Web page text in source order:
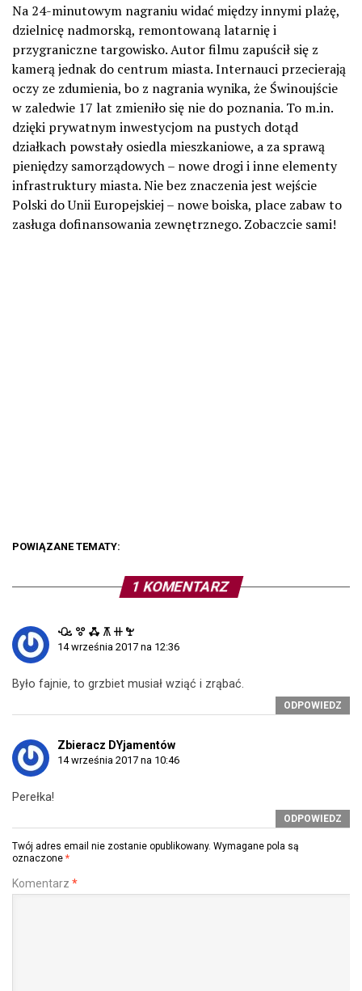
Na 24-minutowym nagraniu widać między innymi plażę,
dzielnicę nadmorską, remontowaną latarnię i
przygraniczne targowisko. Autor filmu zapuścił się z
kamerą jednak do centrum miasta. Internauci przecierają
oczy ze zdumienia, bo z nagrania wynika, że Świnoujście
w zaledwie 17 lat zmieniło się nie do poznania. To m.in.
dzięki prywatnym inwestycjom na pustych dotąd
działkach powstały osiedla mieszkaniowe, a za sprawą
pieniędzy samorządowych – nowe drogi i inne elementy
infrastruktury miasta. Nie bez znaczenia jest wejście
Polski do Unii Europejskiej – nowe boiska, place zabaw to
zasługa dofinansowania zewnętrznego. Zobaczcie sami!
POWIĄZANE TEMATY:
1 KOMENTARZ
ꘐ ꖜ ꗈ ꕧ ꔠ ꖟ
14 września 2017 na 12:36
Było fajnie, to grzbiet musiał wziąć i zrąbać.
ODPOWIEDZ
Zbieracz DYjamentów
14 września 2017 na 10:46
Perełka!
ODPOWIEDZ
Twój adres email nie zostanie opublikowany. Wymagane pola są
oznaczone *
Komentarz *